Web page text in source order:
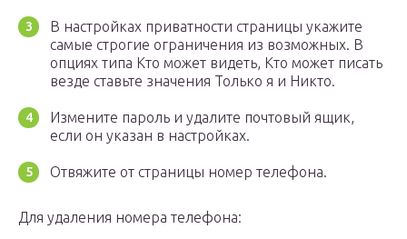
В настройках приватности страницы укажите
самые строгие ограничения из возможных. В
опциях типа Кто может видеть, Кто может писать
везде ставьте значения Только я и Никто.
Измените пароль и удалите почтовый ящик,
если он указан в настройках.
Отвяжите от страницы номер телефона.
Для удаления номера телефона: